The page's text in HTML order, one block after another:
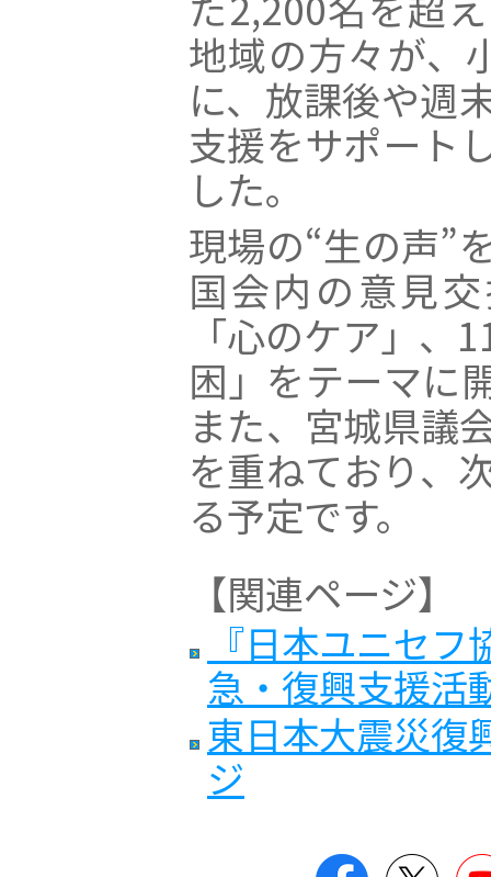
地域の方々が、
に、放課後や週
支援をサポート
した。
現場の“生の声”
国会内の意見
「心のケア」、
困」をテーマに
また、宮城県議
を重ねており、
る予定です。
【関連ページ】
『日本ユニセ
急・復興支援活
東日本大震災
ジ
Facebook